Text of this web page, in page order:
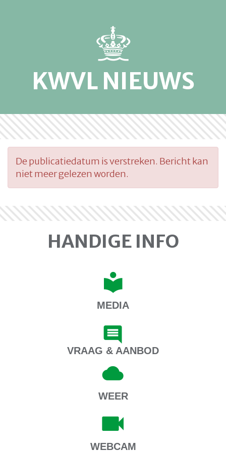
KWVL NIEUWS
De publicatiedatum is verstreken. Bericht kan
niet meer gelezen worden.
HANDIGE INFO
MEDIA
VRAAG & AANBOD
WEER
WEBCAM